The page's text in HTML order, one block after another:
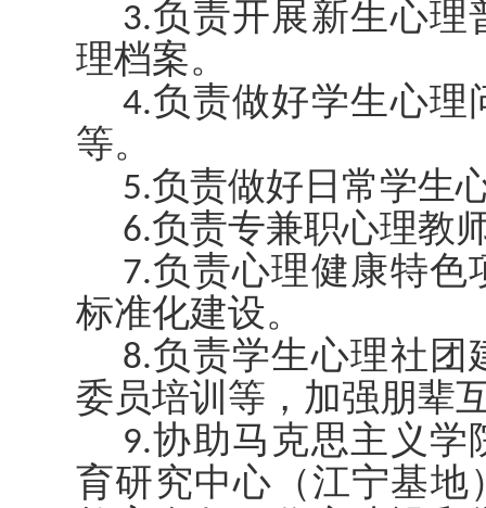
3.负责开展新生心理
理档案。
4.负责做好学生心理
等。
5.负责做好日常学生
6.负责专兼职心理教
7.负责心理健康特色
标准化建设。
8.负责学生心理社团
委员培训等，加强朋辈
9.协助马克思主义
育研究中心（江宁基